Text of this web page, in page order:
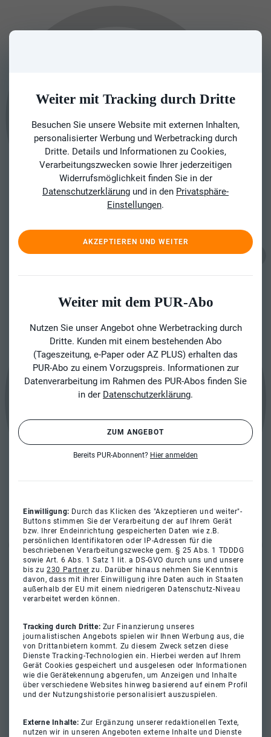
Weiter mit Tracking durch Dritte
Besuchen Sie unsere Website mit externen Inhalten,
personalisierter Werbung und Werbetracking durch
Dritte. Details und Informationen zu Cookies,
Verarbeitungszwecken sowie Ihrer jederzeitigen
Widerrufsmöglichkeit finden Sie in der
Datenschutzerklärung und in den Privatsphäre-
Einstellungen.
AKZEPTIEREN UND WEITER
Weiter mit dem PUR-Abo
Nutzen Sie unser Angebot ohne Werbetracking durch
Dritte. Kunden mit einem bestehenden Abo
(Tageszeitung, e-Paper oder AZ PLUS) erhalten das
PUR-Abo zu einem Vorzugspreis. Informationen zur
Datenverarbeitung im Rahmen des PUR-Abos finden Sie
in der Datenschutzerklärung.
ZUM ANGEBOT
Bereits PUR-Abonnent? Hier anmelden
Einwilligung: Durch das Klicken des "Akzeptieren und weiter"-
Buttons stimmen Sie der Verarbeitung der auf Ihrem Gerät
bzw. Ihrer Endeinrichtung gespeicherten Daten wie z.B.
persönlichen Identifikatoren oder IP-Adressen für die
beschriebenen Verarbeitungszwecke gem. § 25 Abs. 1 TDDDG
sowie Art. 6 Abs. 1 Satz 1 lit. a DS-GVO durch uns und unsere
bis zu230 Partner zu. Darüber hinaus nehmen Sie Kenntnis
davon, dass mit ihrer Einwilligung ihre Daten auch in Staaten
außerhalb der EU mit einem niedrigeren Datenschutz-Niveau
verarbeitet werden können.
Tracking durch Dritte: Zur Finanzierung unseres
journalistischen Angebots spielen wir Ihnen Werbung aus, die
von Drittanbietern kommt. Zu diesem Zweck setzen diese
Dienste Tracking-Technologien ein. Hierbei werden auf Ihrem
Gerät Cookies gespeichert und ausgelesen oder Informationen
wie die Gerätekennung abgerufen, um Anzeigen und Inhalte
über verschiedene Websites hinweg basierend auf einem Profil
und der Nutzungshistorie personalisiert auszuspielen.
Externe Inhalte:Zur Ergänzung unserer redaktionellen Texte,
nutzen wir in unseren Angeboten externe Inhalte und Dienste